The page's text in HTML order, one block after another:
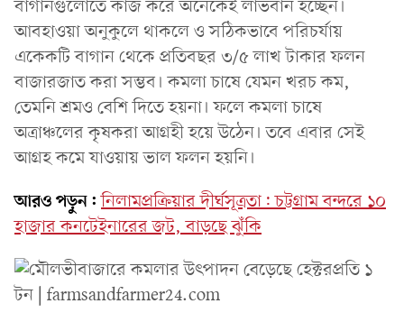
বাগানগুলোতে কাজ করে অনেকেই লাভবান হচ্ছেন।
আবহাওয়া অনুকুলে থাকলে ও সঠিকভাবে পরিচর্যায়
একেকটি বাগান থেকে প্রতিবছর ৩/৫ লাখ টাকার ফলন
বাজারজাত করা সম্ভব। কমলা চাষে যেমন খরচ কম,
তেমনি শ্রমও বেশি দিতে হয়না। ফলে কমলা চাষে
অত্রাঞ্চলের কৃষকরা আগ্রহী হয়ে উঠেন। তবে এবার সেই
আগ্রহ কমে যাওয়ায় ভাল ফলন হয়নি।
আরও পড়ুন: নিলামপ্রক্রিয়ার দীর্ঘসূত্রতা: চট্টগ্রাম বন্দরে ১০
হাজার কনটেইনারের জট, বাড়ছে ঝুঁকি